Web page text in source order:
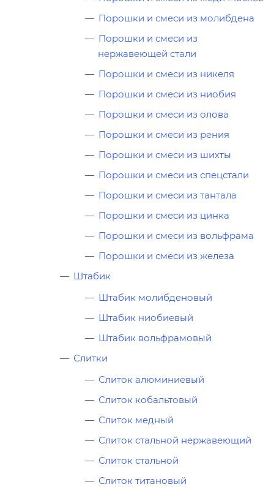
Порошки и смеси из молибдена
Порошки и смеси из
нержавеющей стали
Порошки и смеси из никеля
Порошки и смеси из ниобия
Порошки и смеси из олова
Порошки и смеси из рения
Порошки и смеси из шихты
Порошки и смеси из спецстали
Порошки и смеси из тантала
Порошки и смеси из цинка
Порошки и смеси из вольфрама
Порошки и смеси из железа
Штабик
Штабик молибденовый
Штабик ниобиевый
Штабик вольфрамовый
Слитки
Слиток алюминиевый
Слиток кобальтовый
Слиток медный
Слиток стальной нержавеющий
Слиток стальной
Слиток титановый